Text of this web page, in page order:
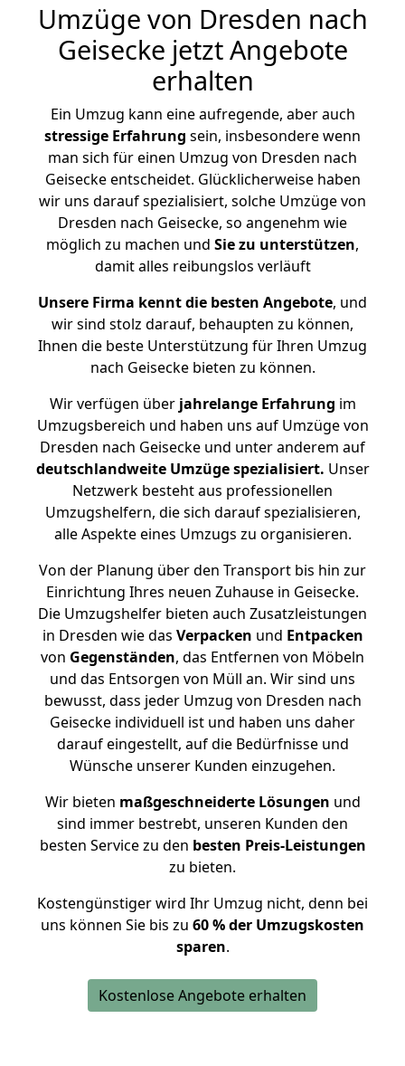
Umzüge von Dresden nach
Geisecke jetzt Angebote
erhalten
Ein Umzug kann eine aufregende, aber auch
stressige Erfahrung sein, insbesondere wenn
man sich für einen Umzug von Dresden nach
Geisecke entscheidet. Glücklicherweise haben
wir uns darauf spezialisiert, solche Umzüge von
Dresden nach Geisecke, so angenehm wie
möglich zu machen und Sie zu unterstützen,
damit alles reibungslos verläuft
Unsere Firma kennt die besten Angebote, und
wir sind stolz darauf, behaupten zu können,
Ihnen die beste Unterstützung für Ihren Umzug
nach Geisecke bieten zu können.
Wir verfügen überjahrelange Erfahrung im
Umzugsbereich und haben uns auf Umzüge von
Dresden nach Geisecke und unter anderem auf
deutschlandweite Umzüge spezialisiert. Unser
Netzwerk besteht aus professionellen
Umzugshelfern, die sich darauf spezialisieren,
alle Aspekte eines Umzugs zu organisieren.
Von der Planung über den Transport bis hin zur
Einrichtung Ihres neuen Zuhause in Geisecke.
Die Umzugshelfer bieten auch Zusatzleistungen
in Dresden wie das Verpacken und Entpacken
von Gegenständen, das Entfernen von Möbeln
und das Entsorgen von Müll an. Wir sind uns
bewusst, dass jeder Umzug von Dresden nach
Geisecke individuell ist und haben uns daher
darauf eingestellt, auf die Bedürfnisse und
Wünsche unserer Kunden einzugehen.
Wir bieten maßgeschneiderte Lösungen und
sind immer bestrebt, unseren Kunden den
besten Service zu den besten Preis-Leistungen
zu bieten.
Kostengünstiger wird Ihr Umzug nicht, denn bei
uns können Sie bis zu 60 % der Umzugskosten
sparen.
Kostenlose Angebote erhalten